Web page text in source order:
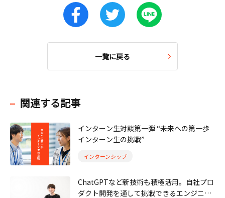
一覧に戻る
関連する記事
インターン生対談第一弾 “未来への第一歩
インターン生の挑戦”
インターンシップ
ChatGPTなど新技術も積極活用。自社プロ
ダクト開発を通して挑戦できるエンジニア